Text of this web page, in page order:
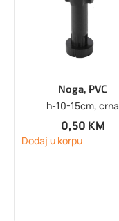
Noga, PVC
h-10-15cm, crna
0,50 KM
Dodaj u korpu